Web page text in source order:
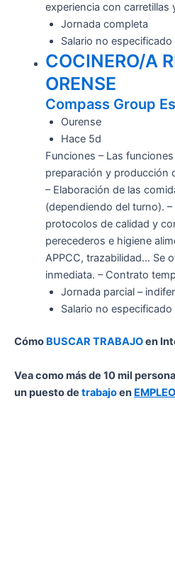
experiencia con carretillas
Jornada completa
Salario no especificado
COCINERO/A
ORENSE
Compass Group
Ourense
Hace 5d
Funciones – Las
preparación y producción
– Elaboración de las
(dependiendo del turno).
protocolos de calidad y
perecederos e higiene
APPCC, trazabilidad… Se
inmediata. – Contrato
Jornada parcial –
Salario no especificado
Cómo BUSCAR TRABAJOen
Vea como más de 10 mil
un puesto de trabajoen